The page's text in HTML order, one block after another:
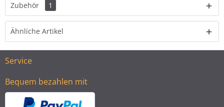
Zubehör 1
Ähnliche Artikel
Service
Bequem bezahlen mit